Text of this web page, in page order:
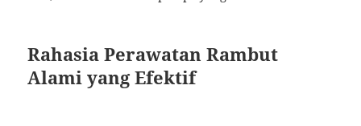
Rahasia Perawatan Rambut
Alami yang Efektif